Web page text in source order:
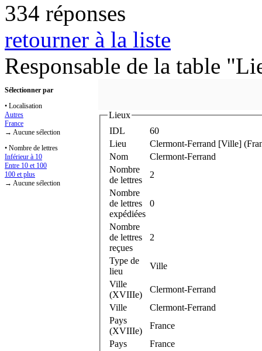
334 réponses
retourner à la liste
Responsable de la table
Sélectionner par
• Localisation
Autres
France
→ Aucune sélection
• Nombre de lettres
Inférieur à 10
Entre 10 et 100
100 et plus
→ Aucune sélection
Lieux
IDL
60
Lieu
Clermont-Ferrand [Ville]
Nom
Clermont-Ferrand
Nombre
de lettres
2
Nombre
de lettres
expédiées
0
Nombre
de lettres
reçues
2
Type de
lieu
Ville
Ville
(XVIIIe)
Clermont-Ferrand
Ville
Clermont-Ferrand
Pays
(XVIIIe)
France
Pays
France